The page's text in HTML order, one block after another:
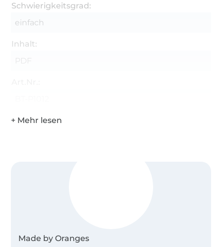
Schwierigkeitsgrad:
einfach
Inhalt:
PDF
Made by Oranges